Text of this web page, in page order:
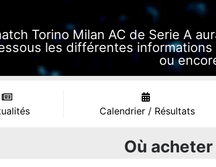
Torino Milan AC de Serie A
les différentes
ou
Calendrier / Résultats
Où